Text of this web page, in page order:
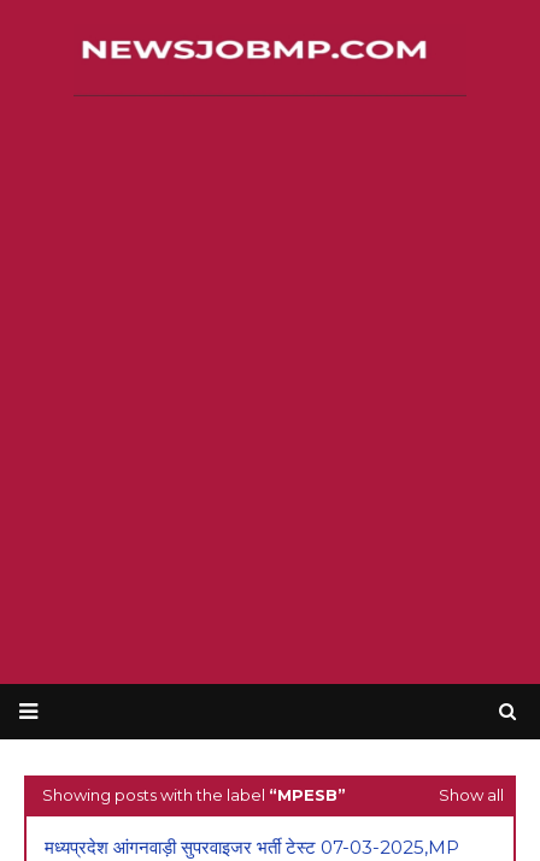
Showing posts with the label MPESB Show all
मध्यप्रदेश आंगनवाड़ी सुपरवाइजर भर्ती टेस्ट 07-03-2025,MP